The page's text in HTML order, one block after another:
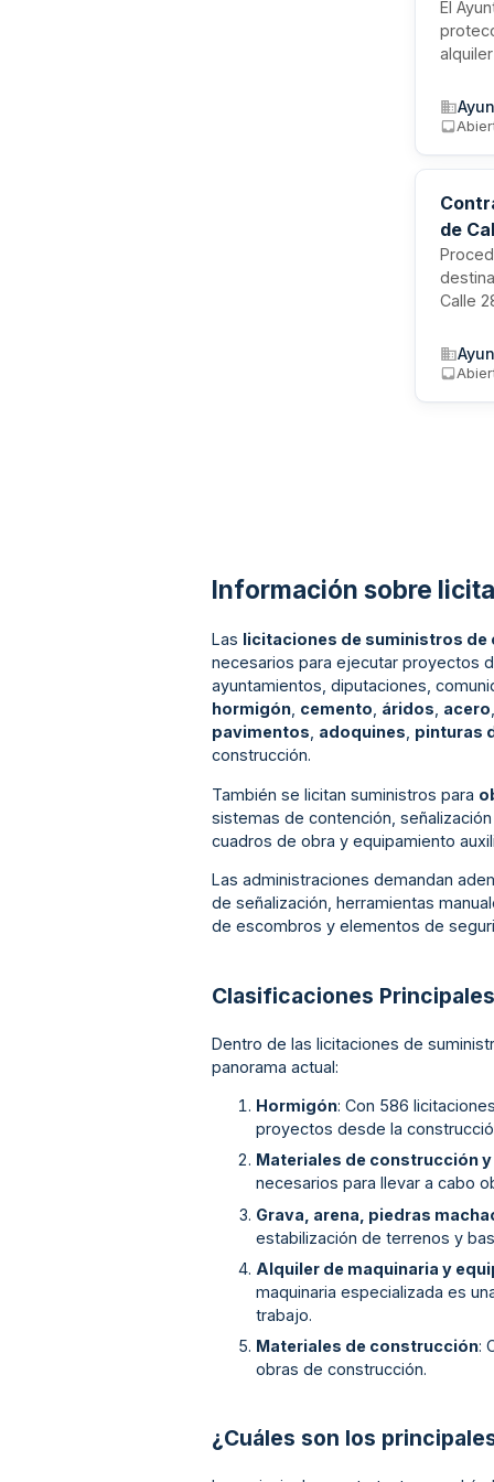
El
de
Calle
mano
Información sobre
Las licitaciones de suministros de
necesarios para ejecutar proyectos
ayuntamientos, diputaciones,
hormigón cemento áridos acero
pavimentos adoquines pinturas
construcción.
También se licitan suministros para
sistemas de contención,
cuadros de obra y equipamiento
Las administraciones demandan
de señalización, herramientas
de escombros y elementos de
Clasificaciones Principales
Dentro de las licitaciones de
panorama actual:
Hormigón: Con 586
proyectos desde la
Materiales de construcción
necesarios para llevar a cabo
Grava, arena, piedras
estabilización de terrenos y
Alquiler de maquinaria y
maquinaria especializada es
trabajo.
Materiales de construcción:
obras de construcción.
¿Cuáles son los